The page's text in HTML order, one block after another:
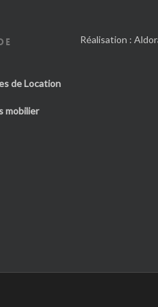
de Location
mobilier
Réalisation :